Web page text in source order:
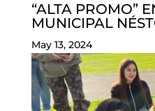
“ALTA PROMO”
MUNICIPAL
May 13, 2024